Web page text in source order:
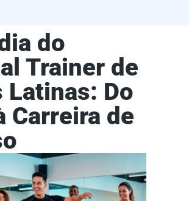
do
Trainer de
Latinas: Do
Carreira de